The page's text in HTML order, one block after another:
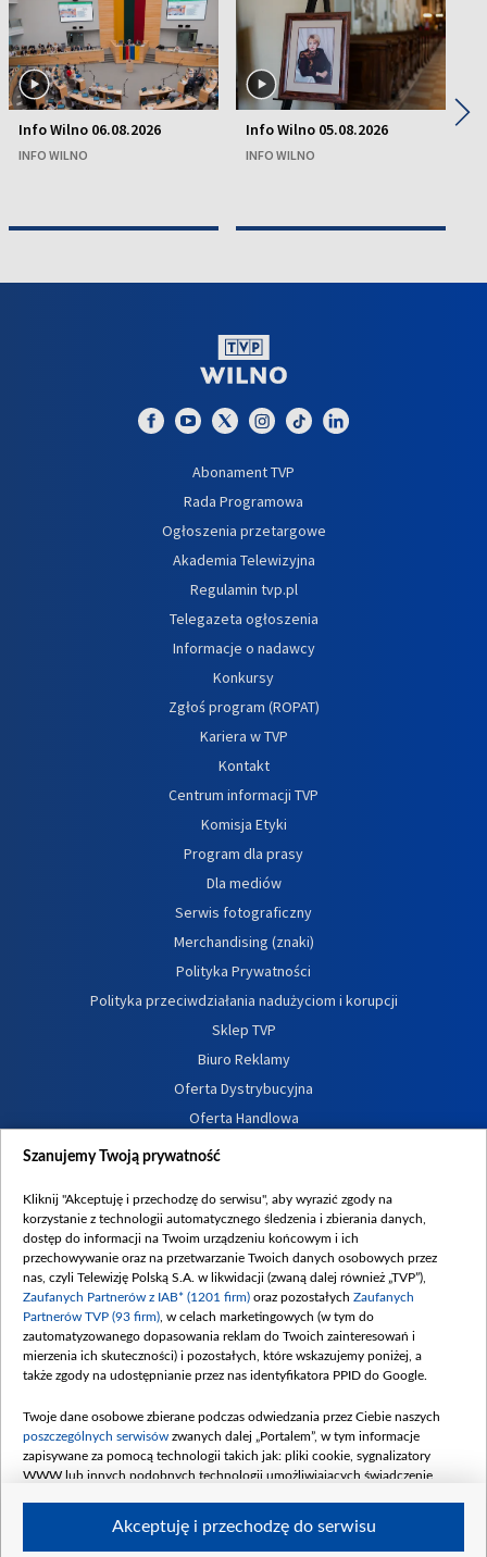
Info Wilno 06.08.2026
INFO WILNO
Info Wilno 05.08.2026
INFO WILNO
▶
Abonament TVP
Rada Programowa
Ogłoszenia przetargowe
Akademia Telewizyjna
Regulamin tvp.pl
Telegazeta ogłoszenia
Informacje o nadawcy
Konkursy
Zgłoś program (ROPAT)
Kariera w TVP
Kontakt
Centrum informacji TVP
Komisja Etyki
Program dla prasy
Dla mediów
Serwis fotograficzny
Merchandising (znaki)
Polityka Prywatności
Polityka przeciwdziałania nadużyciom i korupcji
Sklep TVP
Biuro Reklamy
Oferta Dystrybucyjna
Oferta Handlowa
Dostępność
Procedura zgłoszeń wewnętrznych
Szanujemy Twoją prywatność
Kliknij "Akceptuję i przechodzę do serwisu", aby wyrazić zgody na
korzystanie z technologii automatycznego śledzenia i zbierania danych,
dostęp do informacji na Twoim urządzeniu końcowym i ich
przechowywanie oraz na przetwarzanie Twoich danych osobowych przez
nas, czyli Telewizję Polską S.A. w likwidacji (zwaną dalej również „TVP”),
Zaufanych Partnerów z IAB* (1201 firm) oraz pozostałych Zaufanych
Partnerów TVP (93 firm) , w celach marketingowych (w tym do
zautomatyzowanego dopasowania reklam do Twoich zainteresowań i
mierzenia ich skuteczności) i pozostałych, które wskazujemy poniżej, a
także zgody na udostępnianie przez nas identyfikatora PPID do Google.
Twoje dane osobowe zbierane podczas odwiedzania przez Ciebie naszych
poszczególnych serwisów zwanych dalej „Portalem”, w tym informacje
zapisywane za pomocą technologii takich jak: pliki cookie, sygnalizatory
WWW lub innych podobnych technologii umożliwiających świadczenie
Akceptuję i przechodzę do serwisu